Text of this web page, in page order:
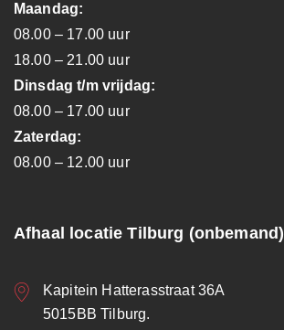
Maandag:
08.00 – 17.00 uur
18.00 – 21.00 uur
Dinsdag t/m vrijdag:
08.00 – 17.00 uur
Zaterdag:
08.00 – 12.00 uur
Afhaal locatie Tilburg (onbemand)
Kapitein Hatterasstraat 36A
5015BB Tilburg.